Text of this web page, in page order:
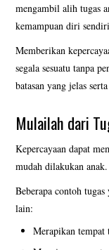
NAMA UCAPAN
VIDEO BONEKA
mengambil alih tugas
kemampuan diri
Memberikan
segala sesuatu tanpa
batasan yang jelas
Mulailah dari
Kepercayaan dapat
mudah dilakukan anak.
Beberapa contoh
lain:
Merapikan tempat